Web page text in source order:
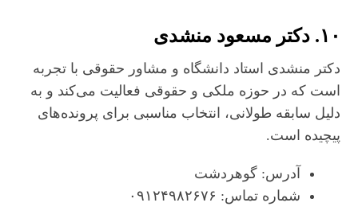
۱۰. دکتر مسعود منشدی
دکتر منشدی استاد دانشگاه و مشاور حقوقی با تجربه
است که در حوزه ملکی و حقوقی فعالیت می‌کند و به
دلیل سابقه طولانی، انتخاب مناسبی برای پرونده‌های
پیچیده است.
آدرس: گوهردشت
شماره تماس: ۰۹۱۲۴۹۸۲۶۷۶